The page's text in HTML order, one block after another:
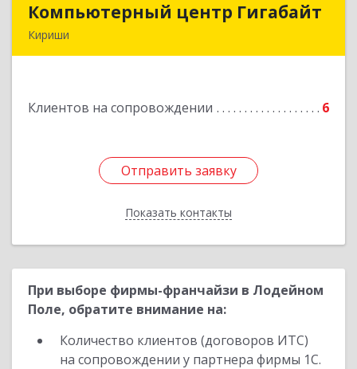
Компьютерный центр Гигабайт
Кириши
Клиентов на сопровождении 6
Отправить заявку
Показать контакты
Компьютерный центр Гигабайт
Подробнее
Отправить заявку
Назад
При выборе фирмы-франчайзи в Лодейном
Поле, обратите внимание на:
Количество клиентов (договоров ИТС)
на сопровождении у партнера фирмы 1С.